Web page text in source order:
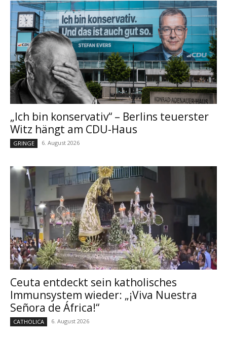
„Ich bin konservativ“ – Berlins teuerster
Witz hängt am CDU-Haus
GRINGE 6. August 2026
Ceuta entdeckt sein katholisches
Immunsystem wieder: „¡Viva Nuestra
Señora de África!“
CATHOLICA 6. August 2026